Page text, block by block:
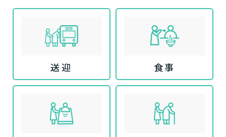
送迎 食事